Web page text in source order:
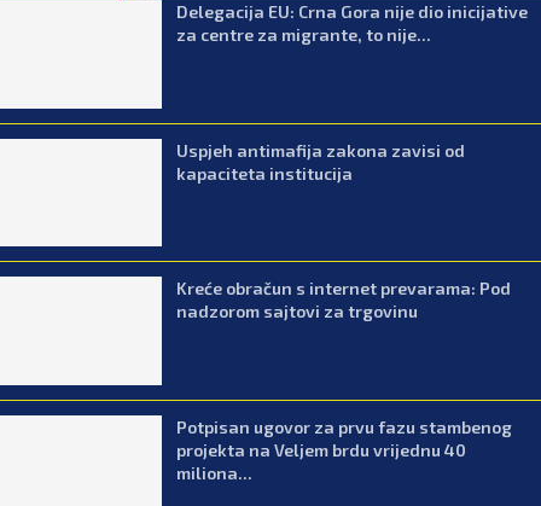
Delegacija EU: Crna Gora nije dio inicijative
za centre za migrante, to nije...
Uspjeh antimafija zakona zavisi od
kapaciteta institucija
Kreće obračun s internet prevarama: Pod
nadzorom sajtovi za trgovinu
Potpisan ugovor za prvu fazu stambenog
projekta na Veljem brdu vrijednu 40
miliona...